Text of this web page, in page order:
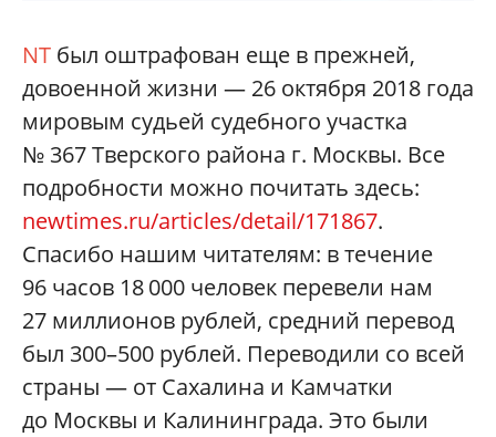
NT был оштрафован еще в прежней,
довоенной жизни — 26 октября 2018 года
мировым судьей судебного участка
№ 367 Тверского района г. Москвы. Все
подробности можно почитать здесь:
newtimes.ru/articles/detail/171867.
Спасибо нашим читателям: в течение
96 часов 18 000 человек перевели нам
27 миллионов рублей, средний перевод
был 300–500 рублей. Переводили со всей
страны — от Сахалина и Камчатки
до Москвы и Калининграда. Это были